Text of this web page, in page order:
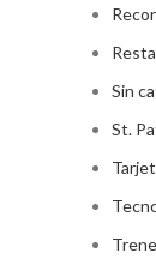
Sin
St.